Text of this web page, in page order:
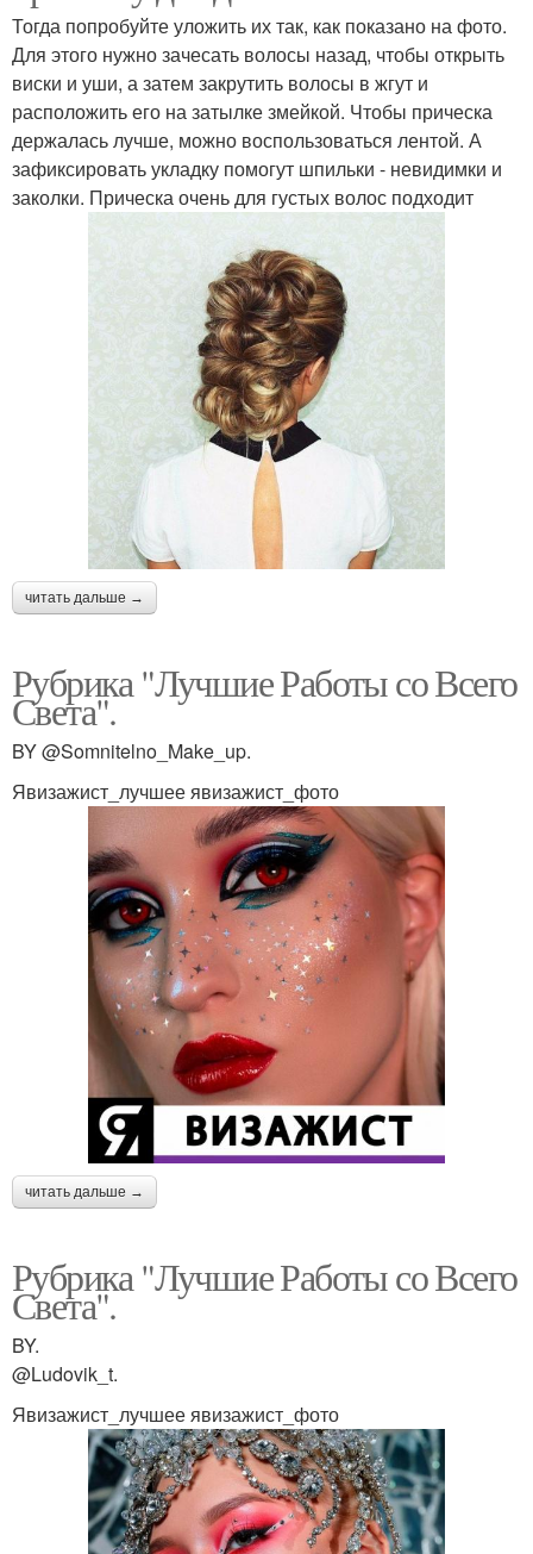
Тогда попробуйте уложить их так, как показано на фото.
Для этого нужно зачесать волосы назад, чтобы открыть
виски и уши, а затем закрутить волосы в жгут и
расположить его на затылке змейкой. Чтобы прическа
держалась лучше, можно воспользоваться лентой. А
зафиксировать укладку помогут шпильки - невидимки и
заколки. Прическа очень для густых волос подходит
читать дальше →
Рубрика "Лучшие Работы со Всего
Света".
BY @Somnitelno_Make_up.
Явизажист_лучшее явизажист_фото
читать дальше →
Рубрика "Лучшие Работы со Всего
Света".
BY.
@Ludovik_t.
Явизажист_лучшее явизажист_фото